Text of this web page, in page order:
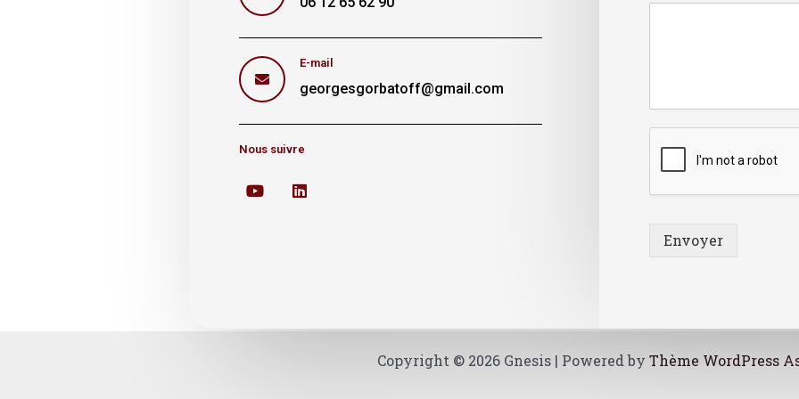
E-mail
georgesgorbatoff@gmail.com
Nous suivre
Envoyer
Copyright © 2026 Gnesis | Powered by Thème WordPress